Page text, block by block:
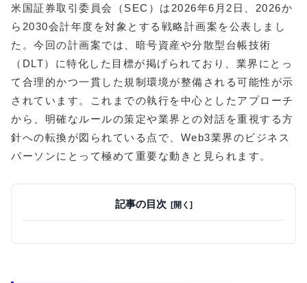
米国証券取引委員会（SEC）は2026年6月2日、2026か
ら2030会計年度を対象とする戦略計画案を公表しまし
た。今回の計画案では、暗号資産や分散型台帳技術
（DLT）に特化した目標が掲げられており、業界にとっ
て合理的かつ一貫した規制環境が整備される可能性が示
されています。これまでの執行を中心としたアプローチ
から、明確なルールの策定や業界との対話を重視する方
針への転換が図られている点で、Web3業界のビジネス
パーソンにとって極めて重要な動きと見られます。
記事の目次